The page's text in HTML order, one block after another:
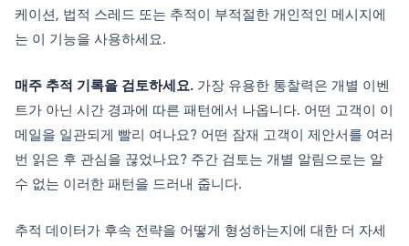
케이션, 법적 스레드 또는 추적이 부적절한 개인적인 메시지에
는 이 기능을 사용하세요.
매주 추적 기록을 검토하세요. 가장 유용한 통찰력은 개별 이벤
트가 아닌 시간 경과에 따른 패턴에서 나옵니다. 어떤 고객이 이
메일을 일관되게 빨리 여나요? 어떤 잠재 고객이 제안서를 여러
번 읽은 후 관심을 끊었나요? 주간 검토는 개별 알림으로는 알
수 없는 이러한 패턴을 드러내 줍니다.
추적 데이터가 후속 전략을 어떻게 형성하는지에 대한 더 자세